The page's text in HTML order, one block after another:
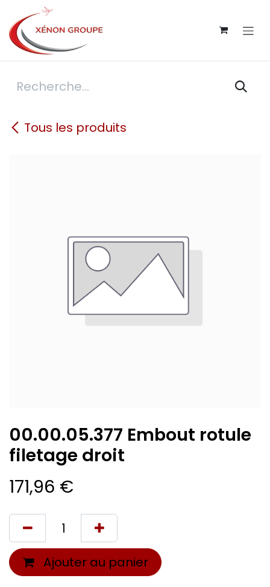
Se rendre au contenu
Tous les produits
00.00.05.377 Embout rotule
filetage droit
171,96 €
Ajouter au panier